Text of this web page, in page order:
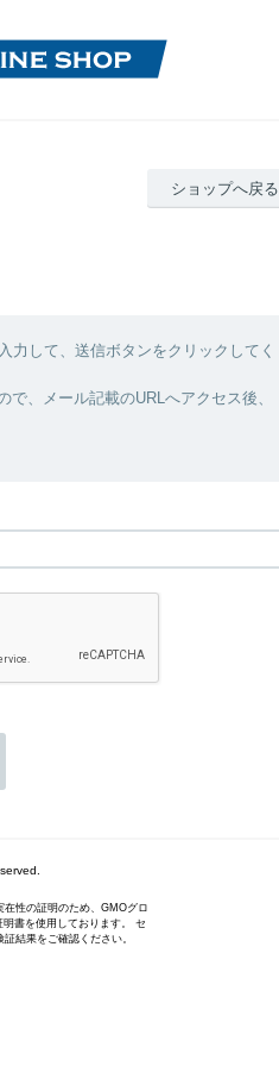
ショップへ戻る
力して、送信ボタンをクリックしてく
、メール記載のURLへアクセス後、
在性の証明のため、GMOグロ
書を使用しております。 セ
結果をご確認ください。